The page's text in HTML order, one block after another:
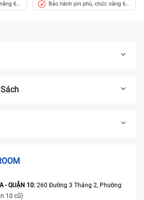
6
Bảo hành pin phù, chức năng 6
tháng
- QUẬN 10: 260 Đường 3 Tháng 2, Phường
10 cũ)